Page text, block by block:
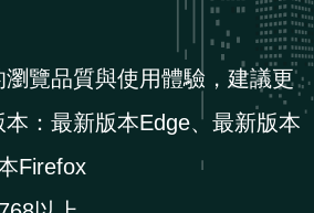
覽品質與使用體驗，建議更
：最新版本Edge、最新版本
Firefox